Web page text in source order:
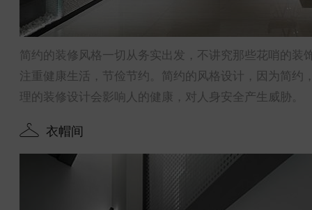
简约的装修风格一切从务实出发，不讲究那些花哨的
注重健康生活，节俭节约。简约的风格设计，因为简
理的装修设计会影响人的健康，对人身安全产生威胁。
衣帽间